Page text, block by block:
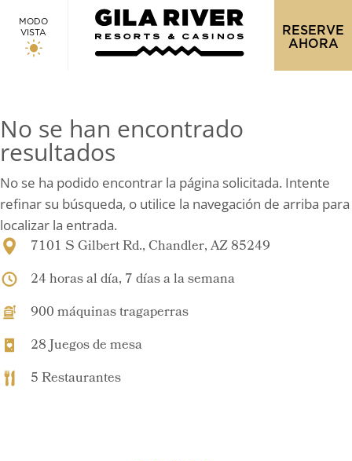
MODO
VISTA
RESERVE
AHORA
No se han encontrado
resultados
No se ha podido encontrar la página solicitada. Intente
refinar su búsqueda, o utilice la navegación de arriba para
localizar la entrada.
7101 S Gilbert Rd., Chandler, AZ 85249
24 horas al día, 7 días a la semana
900 máquinas tragaperras
28 Juegos de mesa
5 Restaurantes